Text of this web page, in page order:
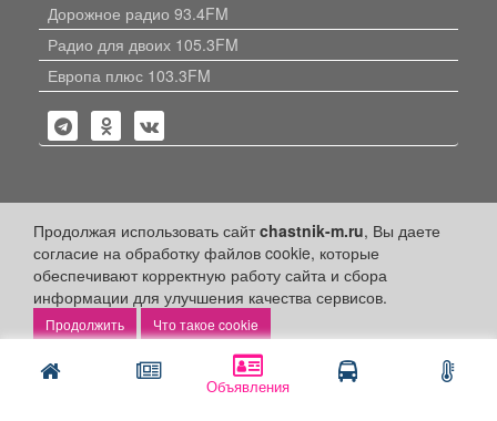
Объявления
Продолжая использовать сайтchastnik-m.ru, Вы даете
согласие на обработку файлов cookie, которые
обеспечивают корректную работу сайта и сбора
информации для улучшения качества сервисов.
Что такое cookie
Дорожное радио 93.4FM
Радио для двоих 105.3FM
Европа плюс 103.3FM
Политика конфиденциальности
Публикации с пометкой «Реклама», «На правах рекламы»,
«Партнёрский проект» оплачены рекламодателем.
Редакция сайта не несет ответственности за достоверность
объявлениях.
+16 © 2006-2026 ООО "Частник-М"